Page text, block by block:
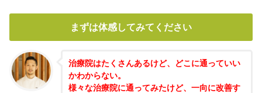
まずは体感してみてください
治療院はたくさんあるけど、どこに通っていい
かわからない。
様々な治療院に通ってみたけど、一向に改善す